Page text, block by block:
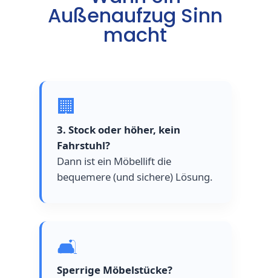
Außenaufzug Sinn
macht
🏢
3. Stock oder höher, kein
Fahrstuhl?
Dann ist ein Möbellift die
bequemere (und sichere) Lösung.
🛋️
Sperrige Möbelstücke?